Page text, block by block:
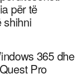
për të
shihni
365 dhe
Pro